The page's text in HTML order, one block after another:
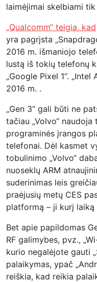
laimėjimai skelbiami
„Qualcomm“ teigia, kad
yra pagrįsta
2016 m. išmaniojo
lustą iš tokių telefonų
„Google Pixel 1“.
2016 m. .
„Gen 3“ gali būti ne
tačiau „Volvo“
programinės įrangos
telefonai. Dėl kasmet
tobulinimo „Volvo“
nuoseklų ARM
suderinimas leis
praėjusių metų CES
platformą – ji kurį
Bet apie papildomas
RF galimybes, pvz.,
kurio negalėjote gauti
palaikymas, ypač
reiškia, kad reikia